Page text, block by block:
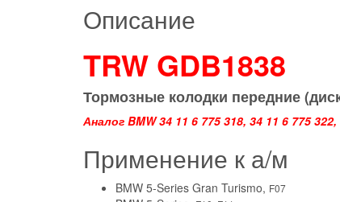
Описание
TRW GDB1838
Тормозные колодки передние(
Аналог BMW 34 11 6 775 318, 34 11 6 775
Применение к а/м
BMW 5-Series Gran Turismo, F07